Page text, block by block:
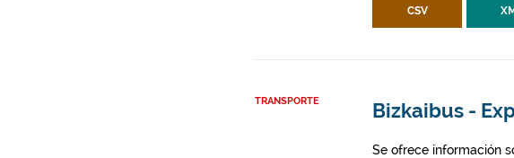
CSV
TRANSPORTE Bizkaibus -
Se ofrece información